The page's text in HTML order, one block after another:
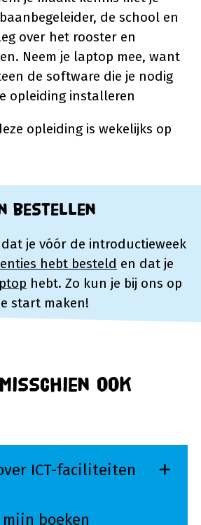
de school en
over het rooster en
Neem je laptop mee, want
de software die je nodig
opleiding installeren
opleiding is wekelijks op
bestellen
je vóór de introductieweek
hebt besteld en dat je
hebt. Zo kun je bij ons op
start maken!
ook
ICT-faciliteiten
boeken